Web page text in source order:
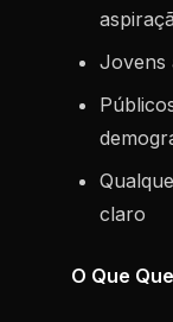
Jovens
claro
O Que